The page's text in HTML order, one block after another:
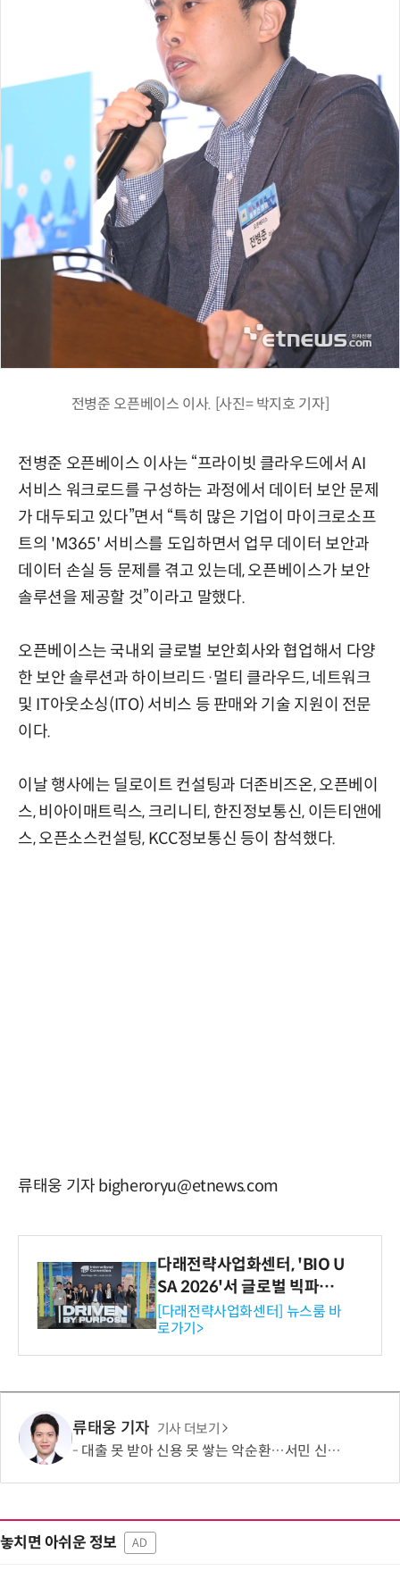
전병준 오픈베이스 이사. [사진= 박지호 기자]
전병준 오픈베이스 이사는 “프라이빗 클라우드에서 AI
서비스 워크로드를 구성하는 과정에서 데이터 보안 문제
가 대두되고 있다”면서 “특히 많은 기업이 마이크로소프
트의 'M365' 서비스를 도입하면서 업무 데이터 보안과
데이터 손실 등 문제를 겪고 있는데, 오픈베이스가 보안
솔루션을 제공할 것”이라고 말했다.
오픈베이스는 국내외 글로벌 보안회사와 협업해서 다양
한 보안 솔루션과 하이브리드·멀티 클라우드, 네트워크
및 IT아웃소싱(ITO) 서비스 등 판매와 기술 지원이 전문
이다.
이날 행사에는 딜로이트 컨설팅과 더존비즈온, 오픈베이
스, 비아이매트릭스, 크리니티, 한진정보통신, 이든티앤에
스, 오픈소스컨설팅, KCC정보통신 등이 참석했다.
류태웅 기자 bigheroryu@etnews.com
다래전략사업화센터, 'BIO U
SA 2026'서 글로벌 빅파마
와의 비즈니스 미팅 지원…K
-바이오 해외 진출 교두보 확
보
[다래전략사업화센터] 뉴스룸 바
로가기>
류태웅 기자 기사 더보기
대출 못 받아 신용 못 쌓는 악순환…서민 신용평가 사각지대 메운다
놓치면 아쉬운 정보 AD